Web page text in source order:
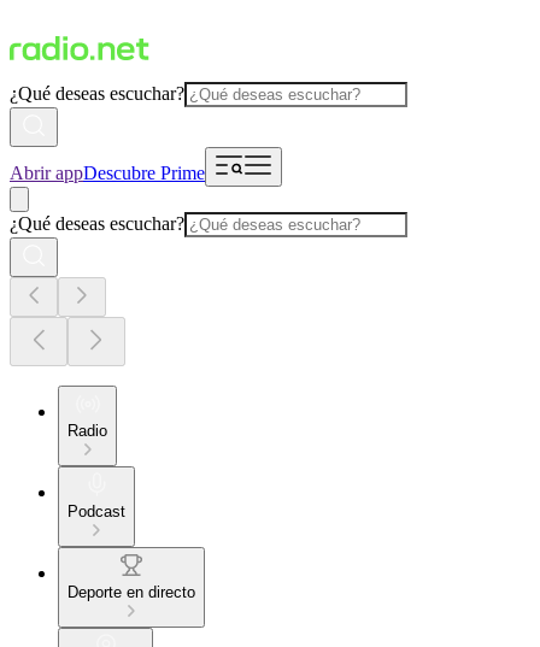
¿Qué deseas escuchar?
Abrir appDescubre Prime
¿Qué deseas escuchar?
Radio
Podcast
Deporte en directo